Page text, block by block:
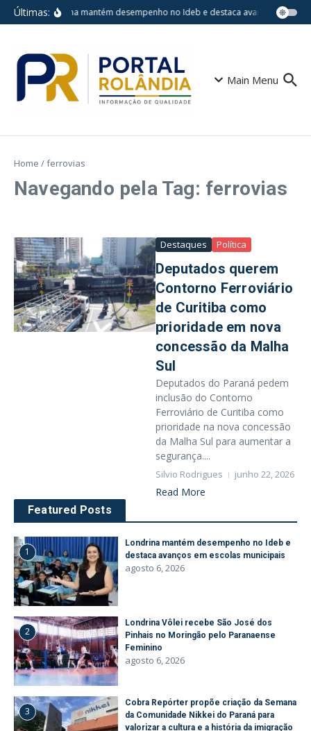
Ir para o conteúdo
Últimas:Londrina mantém desempenho no Ideb e destaca avanços em
Main Menu
Home /ferrovias
Navegando pela Tag: ferrovias
Destaques Política
Deputados querem
Contorno Ferroviário
de Curitiba como
prioridade em nova
concessão da Malha
Sul
Deputados do Paraná pedem
inclusão do Contorno
Ferroviário de Curitiba como
prioridade na nova concessão
da Malha Sul para aumentar a
segurança....
Silvio Rodrigues junho 22, 2026
Read More
Featured Posts
1
Londrina mantém desempenho no Ideb e
destaca avanços em escolas municipais
agosto 6, 2026
2
Londrina Vôlei recebe São José dos
Pinhais no Moringão pelo Paranaense
Feminino
agosto 6, 2026
3
Cobra Repórter propõe criação da Semana
da Comunidade Nikkei do Paraná para
valorizar a cultura e a história da imigração